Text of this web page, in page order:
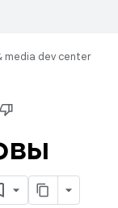
media dev center